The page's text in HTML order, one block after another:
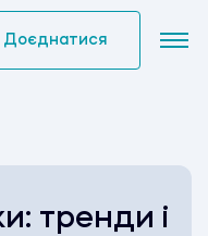
Доєднатися
тренди і